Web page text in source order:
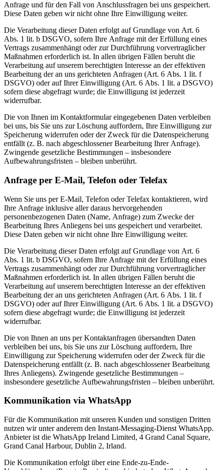
Anfrage und für den Fall von Anschlussfragen bei uns gespeichert.
Diese Daten geben wir nicht ohne Ihre Einwilligung weiter.
Die Verarbeitung dieser Daten erfolgt auf Grundlage von Art. 6
Abs. 1 lit. b DSGVO, sofern Ihre Anfrage mit der Erfüllung eines
Vertrags zusammenhängt oder zur Durchführung vorvertraglicher
Maßnahmen erforderlich ist. In allen übrigen Fällen beruht die
Verarbeitung auf unserem berechtigten Interesse an der effektiven
Bearbeitung der an uns gerichteten Anfragen (Art. 6 Abs. 1 lit. f
DSGVO) oder auf Ihrer Einwilligung (Art. 6 Abs. 1 lit. a DSGVO)
sofern diese abgefragt wurde; die Einwilligung ist jederzeit
widerrufbar.
Die von Ihnen im Kontaktformular eingegebenen Daten verbleiben
bei uns, bis Sie uns zur Löschung auffordern, Ihre Einwilligung zur
Speicherung widerrufen oder der Zweck für die Datenspeicherung
entfällt (z. B. nach abgeschlossener Bearbeitung Ihrer Anfrage).
Zwingende gesetzliche Bestimmungen – insbesondere
Aufbewahrungsfristen – bleiben unberührt.
Anfrage per E-Mail, Telefon oder Telefax
Wenn Sie uns per E-Mail, Telefon oder Telefax kontaktieren, wird
Ihre Anfrage inklusive aller daraus hervorgehenden
personenbezogenen Daten (Name, Anfrage) zum Zwecke der
Bearbeitung Ihres Anliegens bei uns gespeichert und verarbeitet.
Diese Daten geben wir nicht ohne Ihre Einwilligung weiter.
Die Verarbeitung dieser Daten erfolgt auf Grundlage von Art. 6
Abs. 1 lit. b DSGVO, sofern Ihre Anfrage mit der Erfüllung eines
Vertrags zusammenhängt oder zur Durchführung vorvertraglicher
Maßnahmen erforderlich ist. In allen übrigen Fällen beruht die
Verarbeitung auf unserem berechtigten Interesse an der effektiven
Bearbeitung der an uns gerichteten Anfragen (Art. 6 Abs. 1 lit. f
DSGVO) oder auf Ihrer Einwilligung (Art. 6 Abs. 1 lit. a DSGVO)
sofern diese abgefragt wurde; die Einwilligung ist jederzeit
widerrufbar.
Die von Ihnen an uns per Kontaktanfragen übersandten Daten
verbleiben bei uns, bis Sie uns zur Löschung auffordern, Ihre
Einwilligung zur Speicherung widerrufen oder der Zweck für die
Datenspeicherung entfällt (z. B. nach abgeschlossener Bearbeitung
Ihres Anliegens). Zwingende gesetzliche Bestimmungen –
insbesondere gesetzliche Aufbewahrungsfristen – bleiben unberührt.
Kommunikation via WhatsApp
Für die Kommunikation mit unseren Kunden und sonstigen Dritten
nutzen wir unter anderem den Instant-Messaging-Dienst WhatsApp.
Anbieter ist die WhatsApp Ireland Limited, 4 Grand Canal Square,
Grand Canal Harbour, Dublin 2, Irland.
Die Kommunikation erfolgt über eine Ende-zu-Ende-